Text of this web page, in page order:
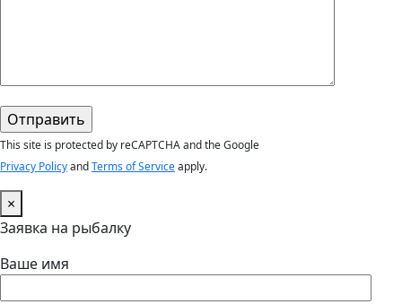
This site is protected by reCAPTCHA and the Google
Privacy PolicyandTerms of Serviceapply.
×
Заявка на рыбалку
Ваше имя